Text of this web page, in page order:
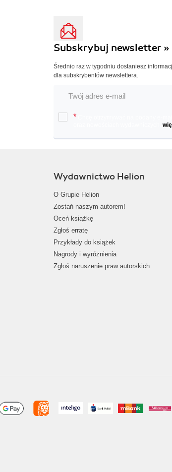
Subskrybuj newsletter »
Średnio raz w tygodniu dostaniesz
dla subskrybentów newslettera.
*
Wydawnictwo Helion
O Grupie Helion
Zostań naszym autorem!
Oceń książkę
Zgłoś erratę
Przykłady do książek
Nagrody i wyróżnienia
Zgłoś naruszenie praw autorskich